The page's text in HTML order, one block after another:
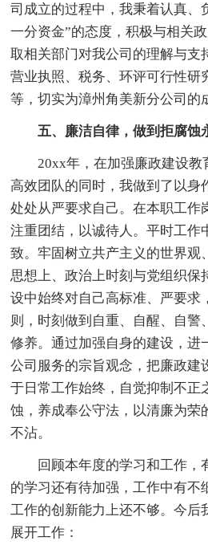
司成立的过程中，我秉着认真、
一分资金”的态度，积极与相关
取相关部门对我公司的理解与支
营业执照、税务、环评可行性研
等，切实为漳州角美新分公司的
五、廉洁自律，做到拒腐蚀
20xx年，在加强廉政建设
高效团队的同时，我做到了以身
处处从严要求自己。在本职工作
注重团结，以诚待人。平时工作
致。牢固树立共产主义的世界观
思想上、政治上时刻与党组织保
设中始终对自己高标准、严要求
则，时刻做到自重、自醒、自警
修养。通过加强自身的建设，进
公司服务的宗旨观念，把廉政建
于日常工作始终，自觉抑制不正
蚀，养成奉公守法，以清廉为荣
不沾。
回顾本年度的学习和工作，
的学习还有待加强，工作中有不
工作的创新能力上还不够。今后
展开工作：